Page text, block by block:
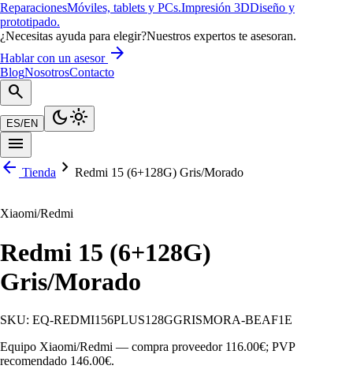
ReparacionesMóviles, tablets y PCs.Impresión 3DDiseño y
prototipado.
¿Necesitas ayuda para elegir?Nuestros expertos te asesoran.
Hablar con un asesor arrow_forward
BlogNosotrosContacto
search
ES/EN dark_modelight_mode
menu
arrow_back Tienda chevron_right Redmi 15 (6+128G) Gris/Morado
Xiaomi/Redmi
Redmi 15 (6+128G)
Gris/Morado
SKU: EQ-REDMI156PLUS128GGRISMORA-BEAF1E
Equipo Xiaomi/Redmi — compra proveedor 116.00€; PVP
recomendado 146.00€.